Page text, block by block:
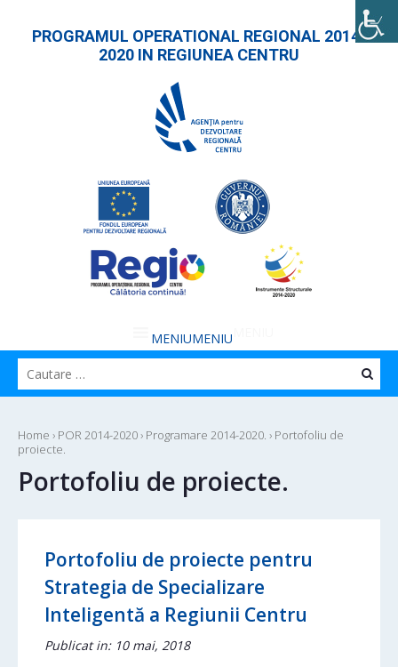
PROGRAMUL OPERATIONAL REGIONAL 2014-
2020 IN REGIUNEA CENTRU
MENIUMENIU
Home › POR 2014-2020› Programare 2014-2020. › Portofoliu de
proiecte.
Portofoliu de proiecte.
Portofoliu de proiecte pentru
Strategia de Specializare
Inteligentă a Regiunii Centru
Publicat in: 10 mai, 2018